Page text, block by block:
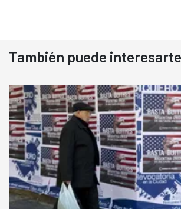
También puede interesarte